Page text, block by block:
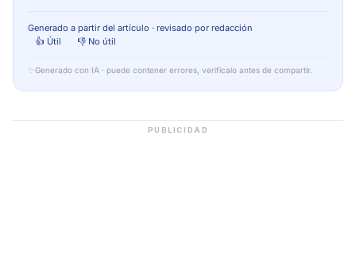
Generado a partir del artículo · revisado por redacción
👍 Útil
👎 No útil
✨ Generado con IA · puede contener errores, verifícalo antes de compartir.
PUBLICIDAD